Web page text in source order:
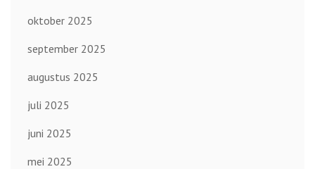
oktober 2025
september 2025
augustus 2025
juli 2025
juni 2025
mei 2025